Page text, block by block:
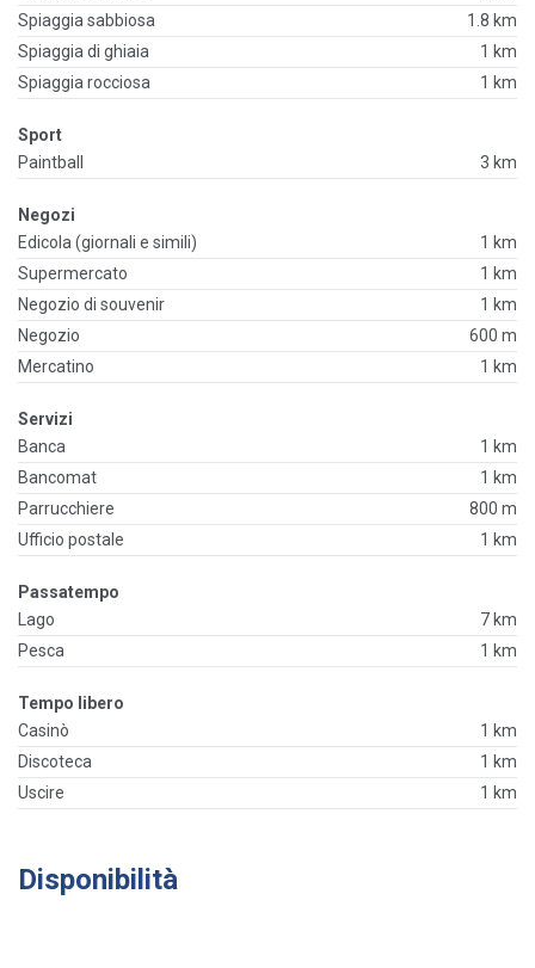
Spiaggia sabbiosa
1.8 km
Spiaggia di ghiaia
1 km
Spiaggia rocciosa
1 km
Sport
Paintball
3 km
Negozi
Edicola (giornali e simili)
1 km
Supermercato
1 km
Negozio di souvenir
1 km
Negozio
600 m
Mercatino
1 km
Servizi
Banca
1 km
Bancomat
1 km
Parrucchiere
800 m
Ufficio postale
1 km
Passatempo
Lago
7 km
Pesca
1 km
Tempo libero
Casinò
1 km
Discoteca
1 km
Uscire
1 km
Disponibilità